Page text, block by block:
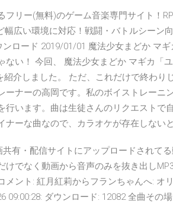
フリー(無料)のゲーム音楽専門サイト！
幅広い環境に対応！戦闘・バトルシーン
ンロード 2019/01/01 魔法少女まどか マ
ない！ 今回、 魔法少女まどか マギカ「
介しました。 ただ、これだけで終わり
ーナーの高岡です。私のボイストレーニ
行います。曲は生徒さんのリクエストで
ナーな曲なので、カラオケが存在しない
有・配信サイトにアップロードされて
けでなく動画から音声のみを抜き出し
メント: 紅月紅莉からフランちゃんへ: オ
09:00:28: ダウンロード: 12082 全曲その